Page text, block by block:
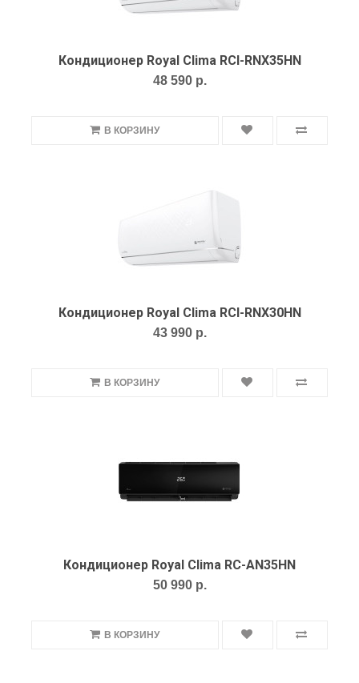
Кондиционер Royal Clima RCI-RNX35HN
48 590 р.
В КОРЗИНУ
Кондиционер Royal Clima RCI-RNX30HN
43 990 р.
В КОРЗИНУ
Кондиционер Royal Clima RC-AN35HN
50 990 р.
В КОРЗИНУ